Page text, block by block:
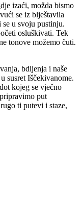
izaći, možda bismo
se iz blještavila
u svoju pustinju.
osluškivati. Tek
tonove možemo čuti.
bdijenja i naše
susret Iščekivanome.
kojeg se vječno
put
ti putevi i staze,